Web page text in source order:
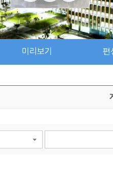
미리보기 편